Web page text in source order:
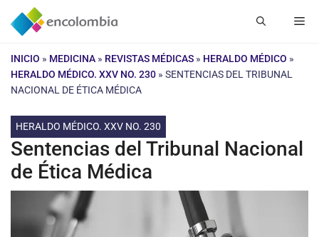
Saltar
INICIO » MEDICINA » REVISTAS MÉDICAS » HERALDO MÉDICO »
HERALDO MÉDICO. XXV NO. 230 » SENTENCIAS DEL TRIBUNAL
NACIONAL DE ÉTICA MÉDICA
HERALDO MÉDICO. XXV NO. 230
Sentencias del Tribunal Nacional
de Ética Médica